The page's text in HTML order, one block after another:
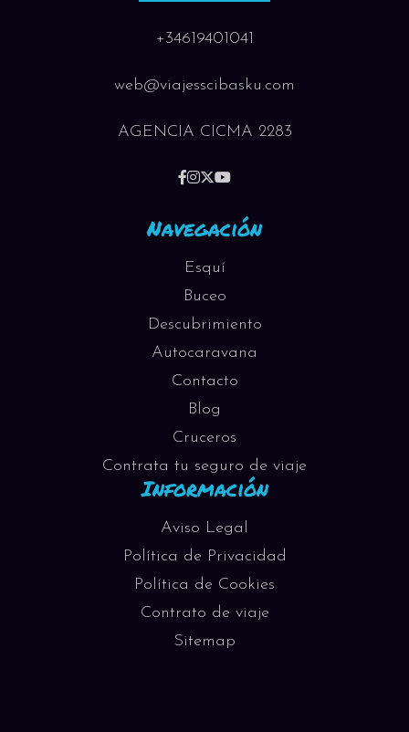
+34619401041
web@viajesscibasku.com
AGENCIA CICMA 2283
Navegación
Esquí
Buceo
Descubrimiento
Autocaravana
Contacto
Blog
Cruceros
Contrata tu seguro de viaje
Información
Aviso Legal
Política de Privacidad
Política de Cookies
Contrato de viaje
Sitemap